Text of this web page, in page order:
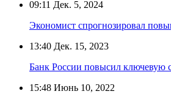
09:11 Дек. 5, 2024
Экономист спрогнозировал
13:40 Дек. 15, 2023
Банк России повысил ключевую
15:48 Июнь 10, 2022